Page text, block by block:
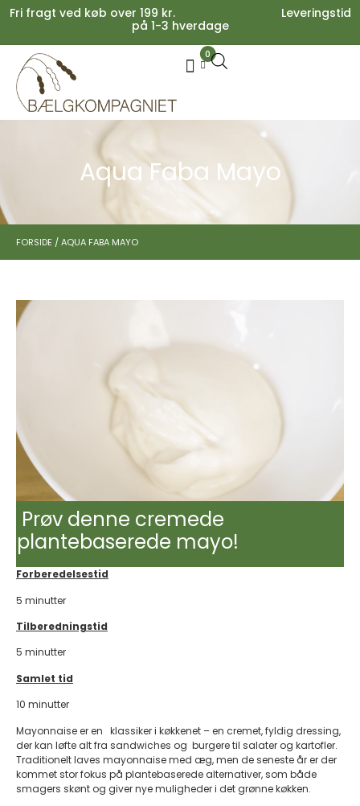
Fri fragt ved køb over 199 kr. Leveringstid
på 1-3 hverdage
0
Your cart is empty.
Subtotal: 0,00
0,00kr. inkl. moms
SE KURV
Aqua Faba Mayo
FORSIDE /AQUA FABA MAYO
Prøv denne cremede
plantebaserede mayo!
Forberedelsestid
5 minutter
Tilberedningstid
5 minutter
Samlet tid
10 minutter
Mayonnaise er en klassiker i køkkenet – en cremet, fyldig dressing,
der kan løfte alt fra sandwiches og burgere til salater og kartofler.
Traditionelt laves mayonnaise med æg, men de seneste år er der
kommet stor fokus på plantebaserede alternativer, som både
smagers skønt og giver nye muligheder i det grønne køkken.